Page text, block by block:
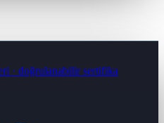
· doğrulanabilir sertifika